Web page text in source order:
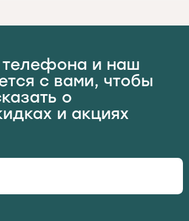
телефона и наш
с вами, чтобы
о
и акциях